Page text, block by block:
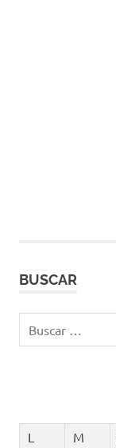
BUSCAR
L
M